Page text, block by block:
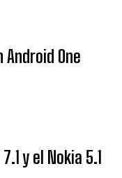
One
y el Nokia 5.1